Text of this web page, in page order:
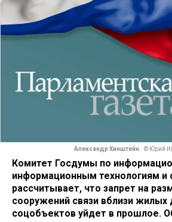
Александр Хинштейн. © Юрий
Комитет Госдумы по
информационным технологиям и
рассчитывает, что запрет на
сооружений связи вблизи жилых
соцобъектов уйдет в прошлое.